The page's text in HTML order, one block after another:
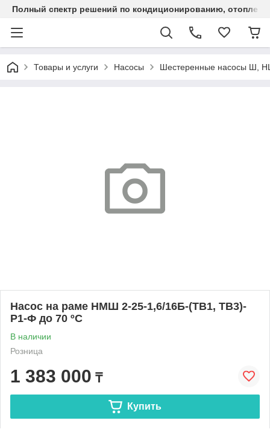
Полный спектр решений по кондиционированию,
Товары и услуги Насосы Шестеренные насосы
Насос на раме НMШ 2-25-1,6/16Б-(ТВ1, ТВ3)-
Р1-Ф до 70 ºС
В наличии
Розница
1 383 000 ₸
Купить